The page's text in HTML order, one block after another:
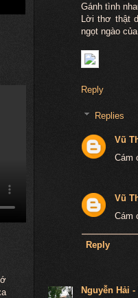
Gánh tình
Lời thơ thật
ngọt ngào
Reply
Replies
Vũ
Cám
Vũ
Cám
Reply
Nguyễn Hải -